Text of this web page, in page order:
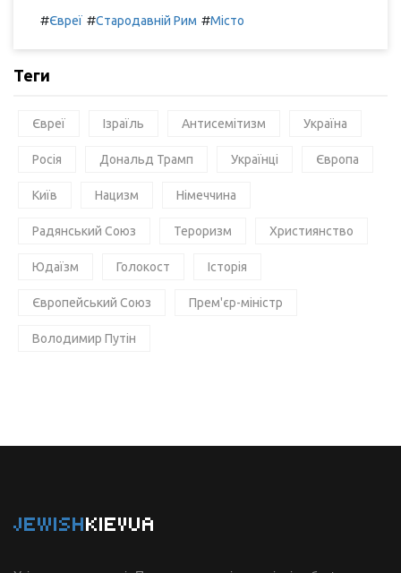
#Євреї #Стародавній Рим #Місто
Теги
Євреї Ізраїль Антисемітизм Україна
Росія Дональд Трамп Українці Європа
Київ Нацизм Німеччина
Радянський Союз Тероризм Християнство
Юдаїзм Голокост Історія
Європейський Союз Прем'єр-міністр
Володимир Путін
JEWISHKIEVUA